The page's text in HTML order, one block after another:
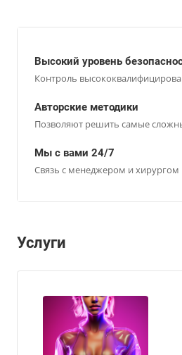
Высокий уровень
Контроль
Авторские методики
Позволяют решить самые
Мы с вами 24/7
Связь с менеджером и хирургом
Услуги